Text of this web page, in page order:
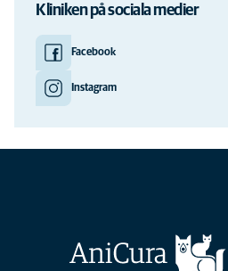
Kliniken på sociala medier
Facebook
Instagram